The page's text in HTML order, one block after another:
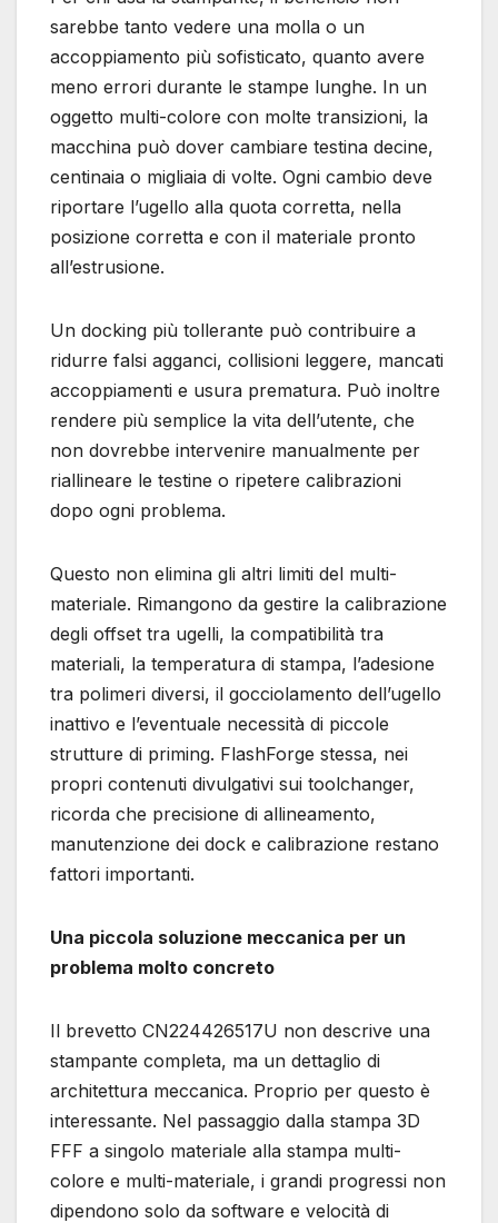
sarebbe tanto vedere una molla o un
accoppiamento più sofisticato, quanto avere
meno errori durante le stampe lunghe. In un
oggetto multi-colore con molte transizioni, la
macchina può dover cambiare testina decine,
centinaia o migliaia di volte. Ogni cambio deve
riportare l’ugello alla quota corretta, nella
posizione corretta e con il materiale pronto
all’estrusione.
Un docking più tollerante può contribuire a
ridurre falsi agganci, collisioni leggere, mancati
accoppiamenti e usura prematura. Può inoltre
rendere più semplice la vita dell’utente, che
non dovrebbe intervenire manualmente per
riallineare le testine o ripetere calibrazioni
dopo ogni problema.
Questo non elimina gli altri limiti del multi-
materiale. Rimangono da gestire la calibrazione
degli offset tra ugelli, la compatibilità tra
materiali, la temperatura di stampa, l’adesione
tra polimeri diversi, il gocciolamento dell’ugello
inattivo e l’eventuale necessità di piccole
strutture di priming. FlashForge stessa, nei
propri contenuti divulgativi sui toolchanger,
ricorda che precisione di allineamento,
manutenzione dei dock e calibrazione restano
fattori importanti.
Una piccola soluzione meccanica per un
problema molto concreto
Il brevetto CN224426517U non descrive una
stampante completa, ma un dettaglio di
architettura meccanica. Proprio per questo è
interessante. Nel passaggio dalla stampa 3D
FFF a singolo materiale alla stampa multi-
colore e multi-materiale, i grandi progressi non
dipendono solo da software e velocità di